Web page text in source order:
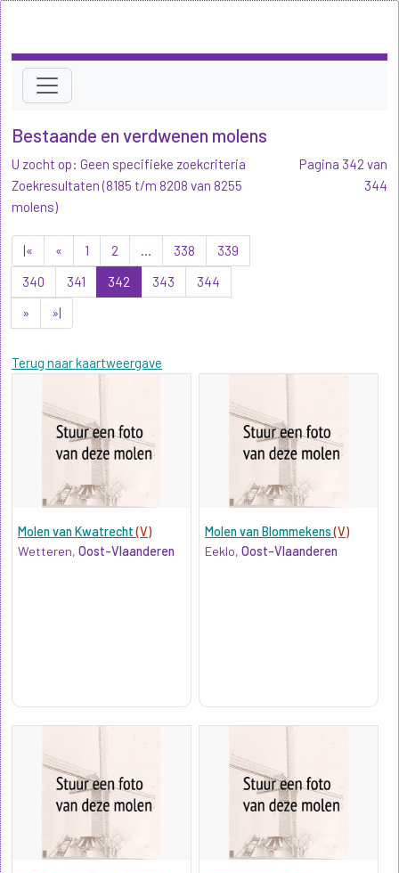
Bestaande en verdwenen molens
U zocht op: Geen specifieke zoekcriteria
Zoekresultaten (8185 t/m 8208 van 8255
molens)
|« « 1 2 ... 338
339
340
341 342 343
344
»
»|
Terug naar kaartweergave
Pagina 342 van
344
Molen van Kwatrecht(V)
Wetteren, Oost-Vlaanderen
Molen van Blommekens(V)
Eeklo,Oost-Vlaanderen